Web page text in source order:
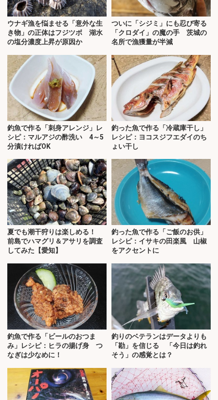
ウナギ漁を悩ませる「意外な生
き物」の正体はフジツボ 湖水
の塩分濃度上昇が原因か
ついに「シジミ」にも忍び寄る
「クロダイ」の魔の手 茨城の
名所で漁獲量が半減
釣魚で作る「刺身アレンジ」レ
シピ：マルアジの酢洗い 4～5
分漬ければOK
釣った魚で作る「冷蔵庫干し」
レシピ：ヨコスジフエダイのち
ょい干し
夏でも潮干狩りは楽しめる！
前島でハマグリ＆アサリを調査
してみた【愛知】
釣った魚で作る「ご飯のお供」
レシピ：イサキの田楽風 山椒
をアクセントに
釣魚で作る「ビールのおつま
み」レシピ：ヒラの揚げ身 つ
なぎは少なめに！
釣りのベテランはデータよりも
「勘」を信じる 「今日は釣れ
そう」の感覚とは？